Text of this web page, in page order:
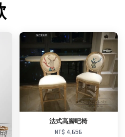
法式高腳吧椅
NT$ 4,656